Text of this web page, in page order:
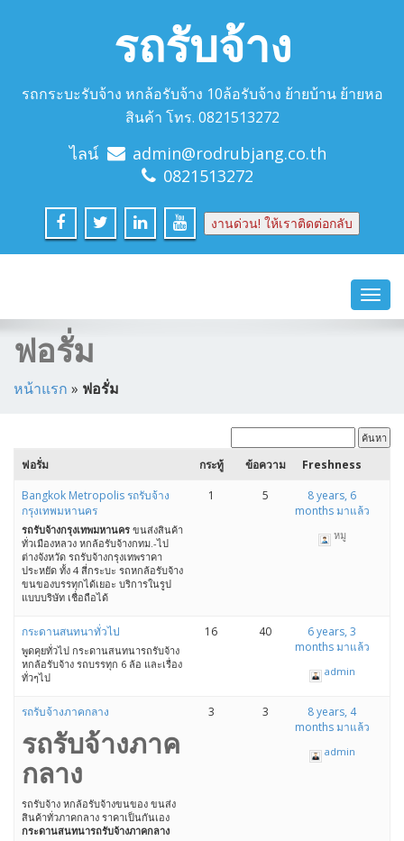
รถรับจ้าง
รถกระบะรับจ้าง หกล้อรับจ้าง 10ล้อรับจ้าง ย้ายบ้าน ย้ายหอ
สินค้า โทร. 0821513272
ไลน์
admin@rodrubjang.co.th
0821513272
งานด่วน! ให้เราติดต่อกลับ
ฟอรั่ม
หน้าแรก » ฟอรั่ม
ฟอรั่ม กระทู้ ข้อความ
Freshness
Bangkok Metropolis รถรับจ้าง
กรุงเทพมหานคร
รถรับจ้างกรุงเทพมหานคร ขนส่งสินค้า
ทั่วเมืองหลวง หกล้อรับจ้างกทม.-ไป
ต่างจังหวัด รถรับจ้างกรุงเทพราคา
ประหยัด ทั้ง 4 สี่กระบะ รถหกล้อรับจ้าง
ขนของบรรทุกได้เยอะ บริการในรูป
แบบบริษัท เชื่อถือได้
1 5
8 years, 6
months มาแล้ว
หมู
กระดานสนทนาทั่วไป
พูดคุยทั่วไป กระดานสนทนารถรับจ้าง
หกล้อรับจ้าง รถบรรทุก 6 ล้อ และเรื่อง
ทั่วๆไป
16 40
6 years, 3
months มาแล้ว
admin
รถรับจ้างภาคกลาง
รถรับจ้างภาค
กลาง
รถรับจ้าง หกล้อรับจ้างขนของ ขนส่ง
สินค้าทั่วภาคกลาง ราคาเป็นกันเอง
กระดานสนทนารถรับจ้างภาคกลาง
3 3
8 years, 4
months มาแล้ว
admin